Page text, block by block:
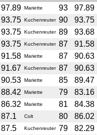
97.89 Mariette 93 97.89
93.75 Kuchenreuter 90 93.75
93.75 Kuchenreuter 89 93.68
93.75 Kuchenreuter 87 91.58
91.58 Mariette 87 90.63
91.67 Kuchenreuter 87 90.63
90.53 Mariette 85 89.47
88.42 Mariette 79 83.16
86.32 Mariette 81 84.38
87.1 Colt 80 86.02
87.5 Kuchenreuter 79 82.29